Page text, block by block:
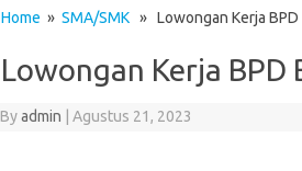
Home » SMA/SMK» Lowongan Kerja BPD
Lowongan Kerja BPD
Byadmin Agustus 21, 2023